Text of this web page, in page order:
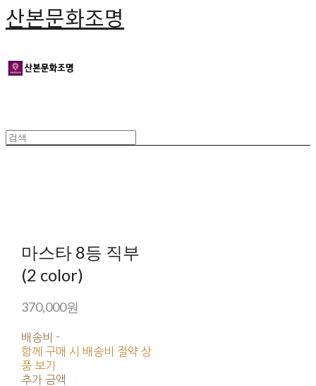
산본문화조명
마스타 8등 직부
(2 color)
370,000원
배송비 -
함께 구매 시 배송비 절약 상
품 보기
추가 금액